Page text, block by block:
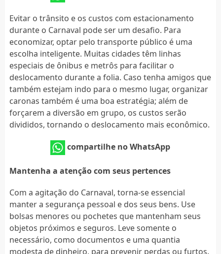
Evitar o trânsito e os custos com estacionamento
durante o Carnaval pode ser um desafio. Para
economizar, optar pelo transporte público é uma
escolha inteligente. Muitas cidades têm linhas
especiais de ônibus e metrôs para facilitar o
deslocamento durante a folia. Caso tenha amigos que
também estejam indo para o mesmo lugar, organizar
caronas também é uma boa estratégia; além de
forçarem a diversão em grupo, os custos serão
divididos, tornando o deslocamento mais econômico.
compartilhe no WhatsApp
Mantenha a atenção com seus pertences
Com a agitação do Carnaval, torna-se essencial
manter a segurança pessoal e dos seus bens. Use
bolsas menores ou pochetes que mantenham seus
objetos próximos e seguros. Leve somente o
necessário, como documentos e uma quantia
modesta de dinheiro, para prevenir perdas ou furtos.